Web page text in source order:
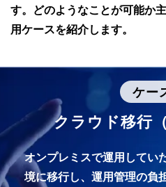
す。 どのようなことが可能か
用ケースを紹介します。
ケー
クラウド移行
オンプレミスで運用してい
境に移行し、 運用管理の負